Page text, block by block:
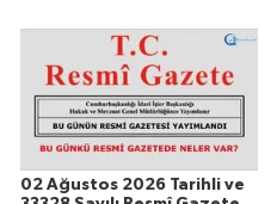
02 Ağustos 2026 Tarihli ve